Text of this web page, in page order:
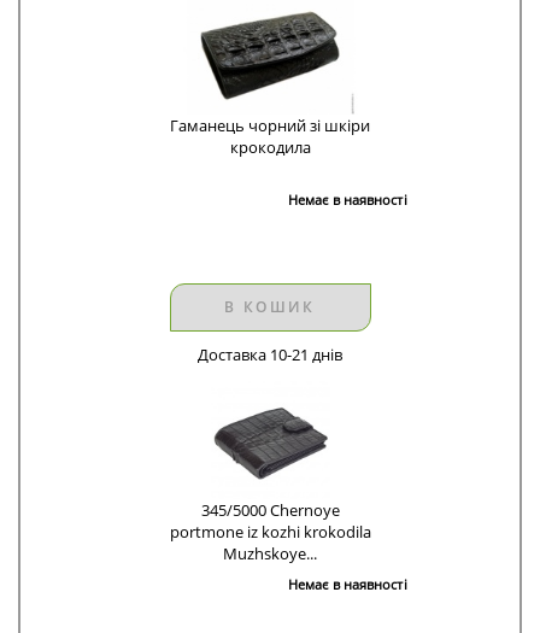
Гаманець чорний зі шкіри
крокодила
Немає в наявності
В КОШИК
Доставка 10-21 днів
345/5000 Chernoye
portmone iz kozhi krokodila
Muzhskoye...
Немає в наявності